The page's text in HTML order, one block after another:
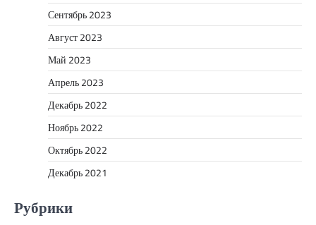
Сентябрь 2023
Август 2023
Май 2023
Апрель 2023
Декабрь 2022
Ноябрь 2022
Октябрь 2022
Декабрь 2021
Рубрики